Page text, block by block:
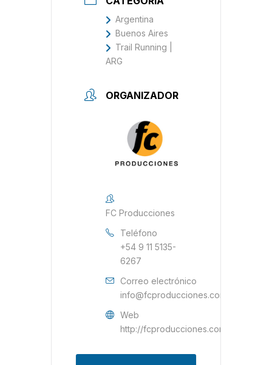
Argentina
Buenos Aires
Trail Running |
ARG
ORGANIZADOR
FC Producciones
Teléfono
+54 9 11 5135-
6267
Correo electrónico
info@fcproducciones.com.ar
Web
http://fcproducciones.com.ar/